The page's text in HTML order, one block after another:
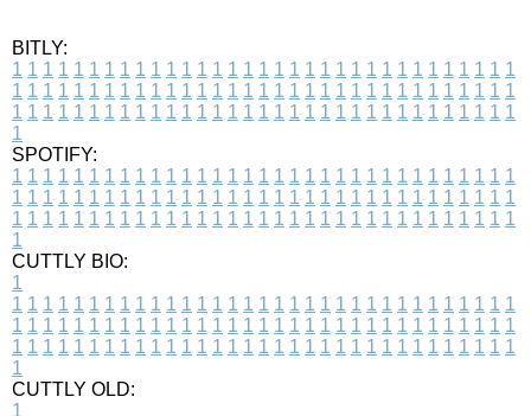
BITLY:
1 1 1 1 1 1 1 1 1 1 1 1 1 1 1 1 1 1 1 1 1 1 1 1 1 1 1 1 1 1 1 1 1
1 1 1 1 1 1 1 1 1 1 1 1 1 1 1 1 1 1 1 1 1 1 1 1 1 1 1 1 1 1 1 1 1
1 1 1 1 1 1 1 1 1 1 1 1 1 1 1 1 1 1 1 1 1 1 1 1 1 1 1 1 1 1 1 1 1
1
SPOTIFY:
1 1 1 1 1 1 1 1 1 1 1 1 1 1 1 1 1 1 1 1 1 1 1 1 1 1 1 1 1 1 1 1 1
1 1 1 1 1 1 1 1 1 1 1 1 1 1 1 1 1 1 1 1 1 1 1 1 1 1 1 1 1 1 1 1 1
1 1 1 1 1 1 1 1 1 1 1 1 1 1 1 1 1 1 1 1 1 1 1 1 1 1 1 1 1 1 1 1 1
1
CUTTLY BIO:
1
1 1 1 1 1 1 1 1 1 1 1 1 1 1 1 1 1 1 1 1 1 1 1 1 1 1 1 1 1 1 1 1 1
1 1 1 1 1 1 1 1 1 1 1 1 1 1 1 1 1 1 1 1 1 1 1 1 1 1 1 1 1 1 1 1 1
1 1 1 1 1 1 1 1 1 1 1 1 1 1 1 1 1 1 1 1 1 1 1 1 1 1 1 1 1 1 1 1 1
1
CUTTLY OLD:
1